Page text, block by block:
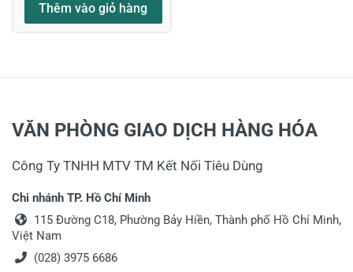
Thêm vào giỏ hàng
VĂN PHÒNG GIAO DỊCH HÀNG HÓA
Công Ty TNHH MTV TM Kết Nối Tiêu Dùng
Chi nhánh TP. Hồ Chí Minh
115 Đường C18, Phường Bảy Hiền, Thành phố Hồ Chí Minh,
Việt Nam
(028) 3975 6686